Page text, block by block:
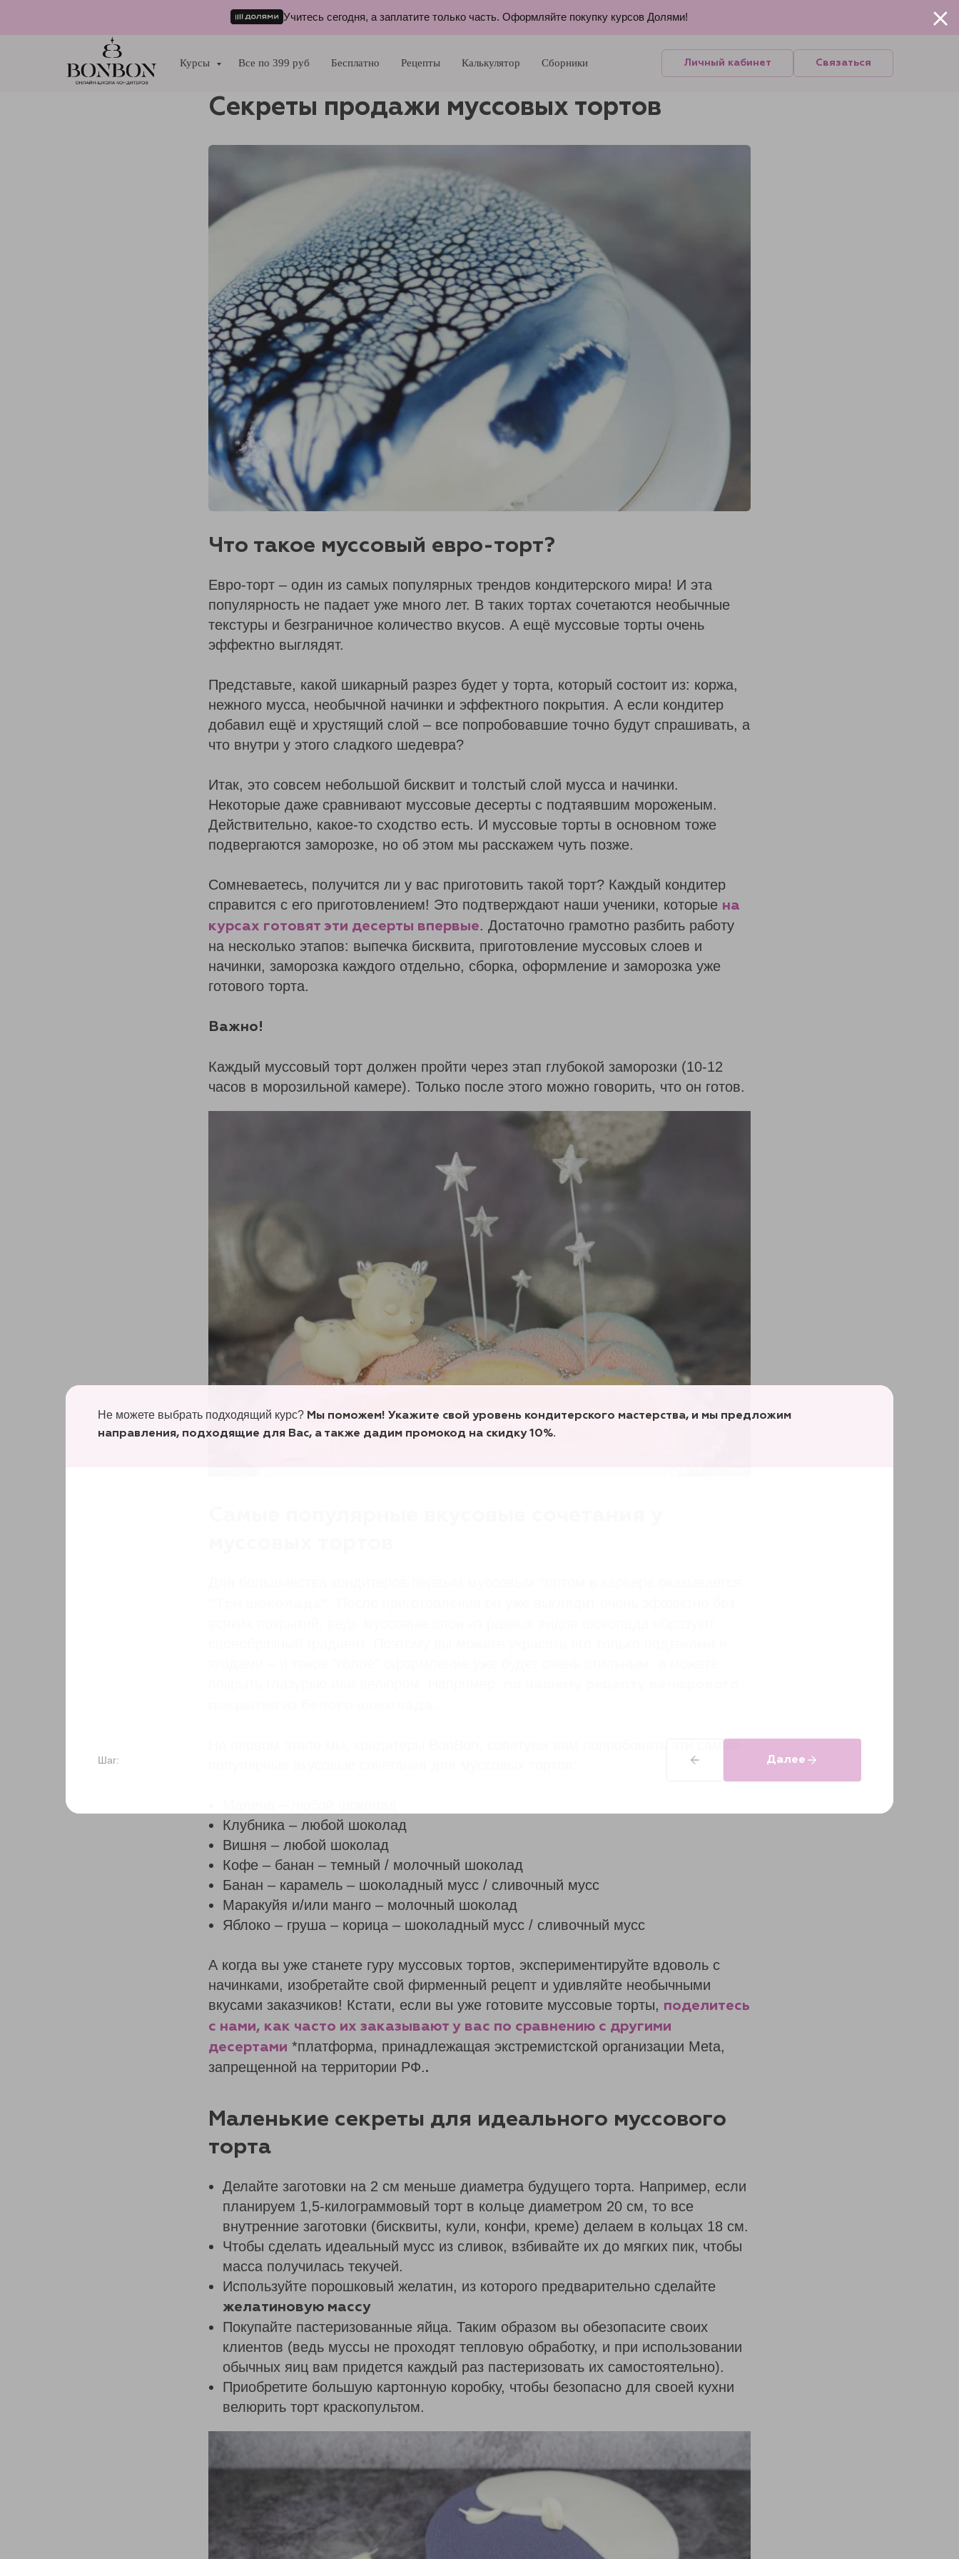
Учитесь сегодня, а заплатите только часть. Оформляйте покупку курсов Долями!
Курсы Все по 399 руб Бесплатно Рецепты Калькулятор Сборники Личный кабинет Связаться
Не можете выбрать подходящий курс? Мы поможем! Укажите свой уровень кондитерского мастерства, и мы предложим
направления, подходящие для Вас, а также дадим промокод на скидку 10%.
Шаг: Далее
Секреты продажи муссовых тортов
Что такое муссовый евро-торт?
Евро-торт – один из самых популярных трендов кондитерского мира! И эта
популярность не падает уже много лет. В таких тортах сочетаются необычные
текстуры и безграничное количество вкусов. А ещё муссовые торты очень
эффектно выглядят.
Представьте, какой шикарный разрез будет у торта, который состоит из: коржа,
нежного мусса, необычной начинки и эффектного покрытия. А если кондитер
добавил ещё и хрустящий слой – все попробовавшие точно будут спрашивать, а
что внутри у этого сладкого шедевра?
Итак, это совсем небольшой бисквит и толстый слой мусса и начинки.
Некоторые даже сравнивают муссовые десерты с подтаявшим мороженым.
Действительно, какое-то сходство есть. И муссовые торты в основном тоже
подвергаются заморозке, но об этом мы расскажем чуть позже.
Сомневаетесь, получится ли у вас приготовить такой торт? Каждый кондитер
справится с его приготовлением! Это подтверждают наши ученики, которые на
курсах готовят эти десерты впервые. Достаточно грамотно разбить работу
на несколько этапов: выпечка бисквита, приготовление муссовых слоев и
начинки, заморозка каждого отдельно, сборка, оформление и заморозка уже
готового торта.
Важно!
Каждый муссовый торт должен пройти через этап глубокой заморозки (10-12
часов в морозильной камере). Только после этого можно говорить, что он готов.
На первом этапе мы, кондитеры BonBon, советуем вам попробовать эти самые
Клубника – любой шоколад
Вишня – любой шоколад
Кофе – банан – темный / молочный шоколад
Банан – карамель – шоколадный мусс / сливочный мусс
Маракуйя и/или манго – молочный шоколад
Яблоко – груша – корица – шоколадный мусс / сливочный мусс
А когда вы уже станете гуру муссовых тортов, экспериментируйте вдоволь с
начинками, изобретайте свой фирменный рецепт и удивляйте необычными
вкусами заказчиков! Кстати, если вы уже готовите муссовые торты, поделитесь
с нами, как часто их заказывают у вас по сравнению с другими
десертами *платформа, принадлежащая экстремистской организации Meta,
запрещенной на территории РФ..
Маленькие секреты для идеального муссового
торта
Делайте заготовки на 2 см меньше диаметра будущего торта. Например, если
планируем 1,5-килограммовый торт в кольце диаметром 20 см, то все
внутренние заготовки (бисквиты, кули, конфи, креме) делаем в кольцах 18 см.
Чтобы сделать идеальный мусс из сливок, взбивайте их до мягких пик, чтобы
масса получилась текучей.
Используйте порошковый желатин, из которого предварительно сделайте
желатиновую массу
Покупайте пастеризованные яйца. Таким образом вы обезопасите своих
клиентов (ведь муссы не проходят тепловую обработку, и при использовании
обычных яиц вам придется каждый раз пастеризовать их самостоятельно).
Приобретите большую картонную коробку, чтобы безопасно для своей кухни
велюрить торт краскопультом.